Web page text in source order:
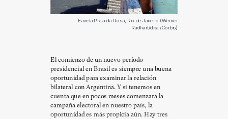
Favela Praia da Rosa, Río de Janeiro (Werner
Rudhart/dpa /Corbis)
El comienzo de un nuevo período
presidencial en Brasil es siempre una buena
oportunidad para examinar la relación
bilateral con Argentina. Y si tenemos en
cuenta que en pocos meses comenzará la
campaña electoral en nuestro país, la
oportunidad es más propicia aún. Hay tres